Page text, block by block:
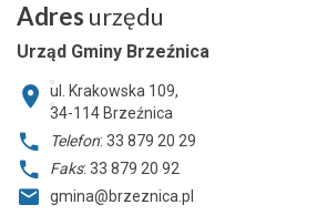
Adres urzędu
Urząd Gminy Brzeźnica
ul. Krakowska 109,
34-114 Brzeźnica
Telefon: 33 879 20 29
Faks: 33 879 20 92
gmina@brzeznica.pl